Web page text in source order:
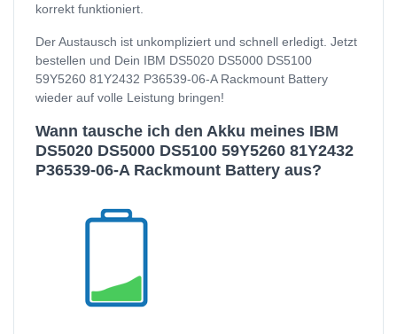
korrekt funktioniert.
Der Austausch ist unkompliziert und schnell erledigt. Jetzt
bestellen und Dein IBM DS5020 DS5000 DS5100
59Y5260 81Y2432 P36539-06-A Rackmount Battery
wieder auf volle Leistung bringen!
Wann tausche ich den Akku meines IBM
DS5020 DS5000 DS5100 59Y5260 81Y2432
P36539-06-A Rackmount Battery aus?